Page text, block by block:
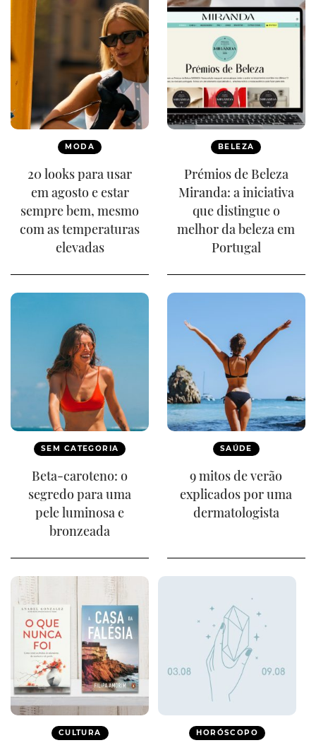
MODA
20 looks para usar
em agosto e estar
sempre bem, mesmo
com as temperaturas
elevadas
BELEZA
Prémios de Beleza
Miranda: a iniciativa
que distingue o
melhor da beleza em
Portugal
SEM CATEGORIA
Beta-caroteno: o
segredo para uma
pele luminosa e
bronzeada
SAÚDE
9 mitos de verão
explicados por uma
dermatologista
CULTURA HORÓSCOPO